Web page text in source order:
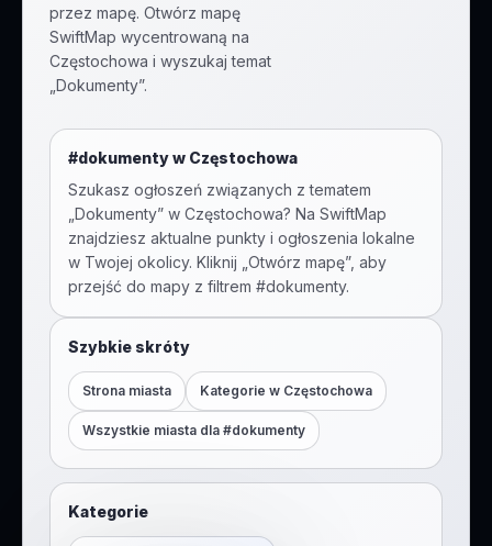
przez mapę. Otwórz mapę
SwiftMap wycentrowaną na
Częstochowa i wyszukaj temat
„Dokumenty”.
#dokumentyw Częstochowa
Szukasz ogłoszeń związanych z tematem
Dokumenty” w Częstochowa? Na SwiftMap
znajdziesz aktualne punkty i ogłoszenia lokalne
w Twojej okolicy. Kliknij „Otwórz mapę”, aby
przejść do mapy z filtrem #dokumenty.
Szybkie skróty
Strona miasta Kategorie w Częstochowa
Wszystkie miasta dla #dokumenty
Kategorie